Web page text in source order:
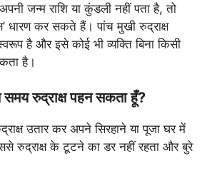
जन्म राशि या कुंडली नहीं पता है, तो
धारण कर सकते हैं। पांच मुखी रुद्राक्ष
है और इसे कोई भी व्यक्ति बिना किसी
है।
रुद्राक्ष पहन सकता हूँ?
उतार कर अपने सिरहाने या पूजा घर में
रुद्राक्ष के टूटने का डर नहीं रहता और बुरे